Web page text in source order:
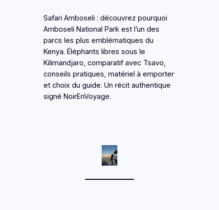
Safari Amboseli : découvrez pourquoi
Amboseli National Park est l’un des
parcs les plus emblématiques du
Kenya. Éléphants libres sous le
Kilimandjaro, comparatif avec Tsavo,
conseils pratiques, matériel à emporter
et choix du guide. Un récit authentique
signé NoirEnVoyage.